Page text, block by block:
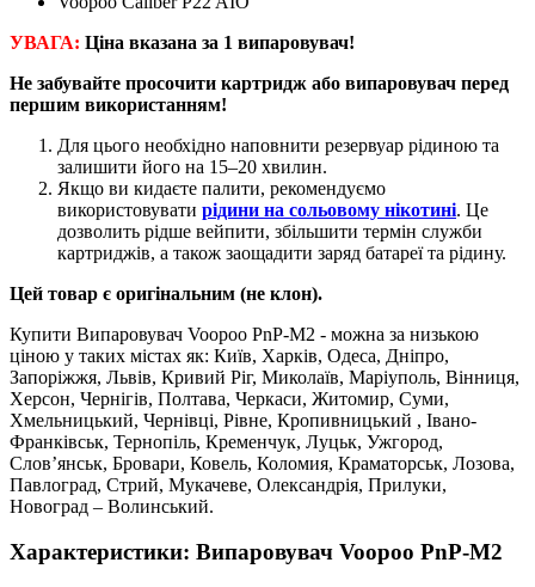
УВАГА: Ціна вказана за 1 випаровувач!
Не забувайте просочити картридж або випаровувач перед
першим використанням!
Для цього необхідно наповнити резервуар рідиною та
залишити його на 15–20 хвилин.
Якщо ви кидаєте палити, рекомендуємо
використовувати рідини на сольовому нікотині. Це
дозволить рідше вейпити, збільшити термін служби
картриджів, а також заощадити заряд батареї та рідину.
Цей товар є оригінальним (не клон).
Купити Випаровувач Voopoo PnP-M2 - можна за низькою
ціною у таких містах як: Київ, Харків, Одеса, Дніпро,
Запоріжжя, Львів, Кривий Ріг, Миколаїв, Маріуполь, Вінниця,
Херсон, Чернігів, Полтава, Черкаси, Житомир, Суми,
Хмельницький, Чернівці, Рівне, Кропивницький , Івано-
Франківськ, Тернопіль, Кременчук, Луцьк, Ужгород,
Слов’янськ, Бровари, Ковель, Коломия, Краматорськ, Лозова,
Павлоград, Стрий, Мукачеве, Олександрія, Прилуки,
Новоград – Волинський.
Характеристики: Випаровувач Voopoo PnP-M2